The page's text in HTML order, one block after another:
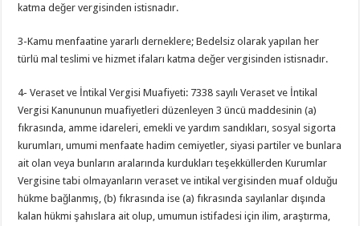
katma değer vergisinden istisnadır.
3-Kamu menfaatine yararlı derneklere; Bedelsiz olarak yapılan her
türlü mal teslimi ve hizmet ifaları katma değer vergisinden istisnadır.
4- Veraset ve İntikal Vergisi Muafiyeti: 7338 sayılı Veraset ve İntikal
Vergisi Kanununun muafiyetleri düzenleyen 3 üncü maddesinin (a)
fıkrasında, amme idareleri, emekli ve yardım sandıkları, sosyal sigorta
kurumları, umumi menfaate hadim cemiyetler, siyasi partiler ve bunlara
ait olan veya bunların aralarında kurdukları teşekküllerden Kurumlar
Vergisine tabi olmayanların veraset ve intikal vergisinden muaf olduğu
hükme bağlanmış, (b) fıkrasında ise (a) fıkrasında sayılanlar dışında
kalan hükmi şahıslara ait olup, umumun istifadesi için ilim, araştırma,